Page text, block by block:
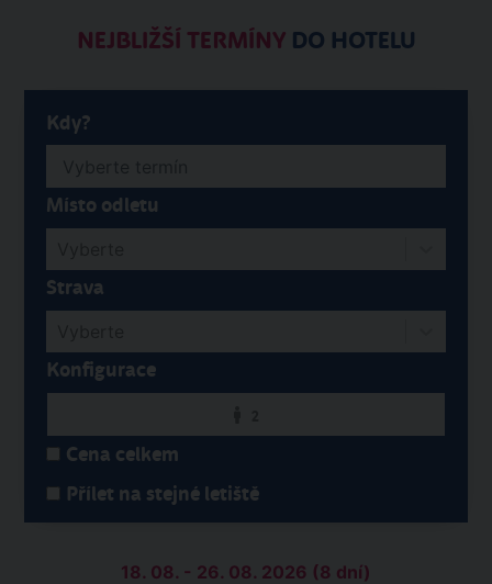
NEJBLIŽŠÍ TERMÍNYDO HOTELU
Kdy?
Místo odletu
Strava
Konfigurace
Cena celkem
Přílet na stejné letiště
18. 08. - 26. 08. 2026 (8 dní)